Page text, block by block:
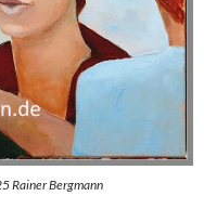
Rainer Bergmann